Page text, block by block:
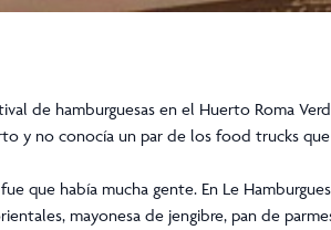
de hamburguesas en el Huerto Roma
y no conocía un par de los food trucks
que había mucha gente. En Le
mayonesa de jengibre, pan de